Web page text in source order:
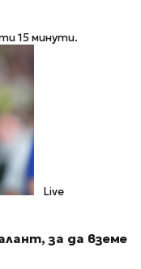
15 минути.
Live
за да вземе